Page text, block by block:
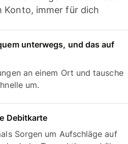
Konto, immer für dich
unterwegs, und das auf
an einem Ort und tausche
um.
Debitkarte
Sorgen um Aufschläge auf